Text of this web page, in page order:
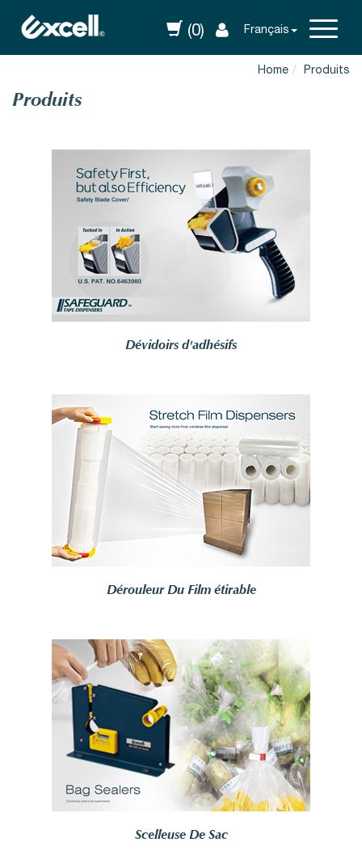
(0) Français
Home Produits
Produits
Dévidoirs d'adhésifs
Dérouleur Du Film étirable
Scelleuse De Sac